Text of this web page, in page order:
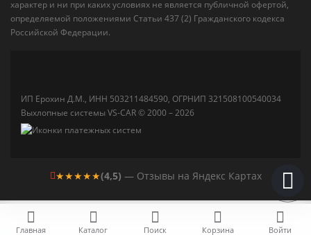
Главная Каталог Поиск Корзина Войти
характер и ни при каких условиях не является публичной офертой,
определяемой положениями Статьи 437 (2) Гражданского кодекса
Российской Федерации.
ИП Ерохин Д.М., ИНН 503211484590, ОГРНИП 321508100540034
Выхлопные системы VS-CAR © 2000 – 2026
★★★★★(4,5) — Отзывы на Яндекс Картах